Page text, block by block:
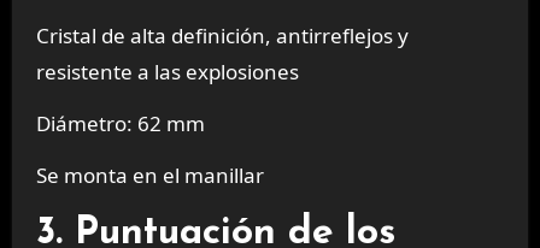
Cristal de alta definición, antirreflejos y
resistente a las explosiones
Diámetro: 62 mm
Se monta en el manillar
3. Puntuación de los